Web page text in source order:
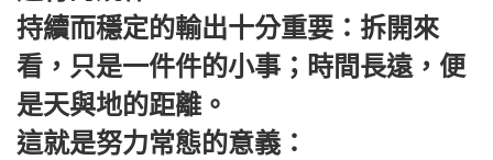
持續而穩定的輸出十分重要：拆開來
看，只是一件件的小事；時間長遠，便
是天與地的距離。
這就是努力常態的意義：